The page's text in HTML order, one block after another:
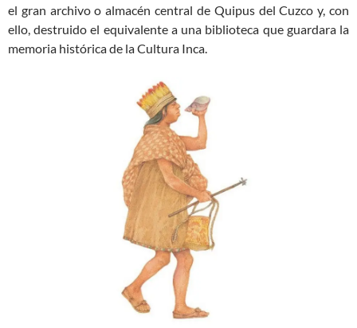
el gran archivo o almacén central de Quipus del Cuzco y, con
ello, destruido el equivalente a una biblioteca que guardara la
memoria histórica de la Cultura Inca.